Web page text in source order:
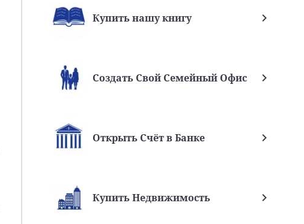
Купить нашу книгу
Создать Свой Семейный Офис
Открыть Счёт в Банке
Купить Недвижимость